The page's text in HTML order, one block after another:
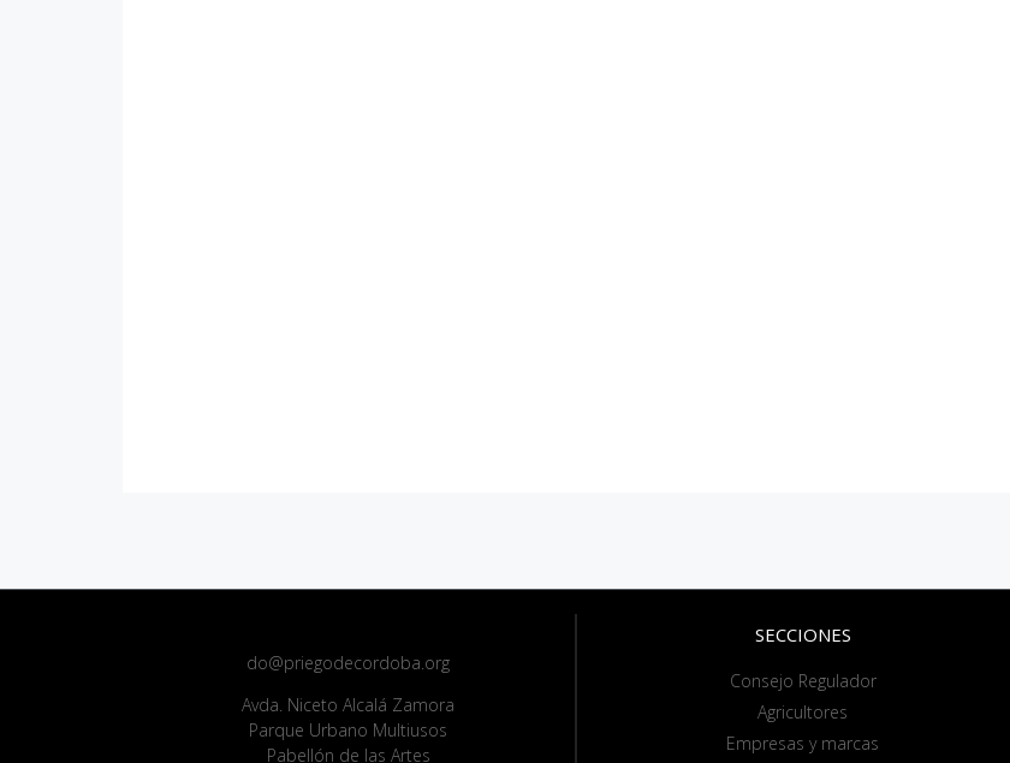
do@priegodecordoba.org
Avda. Niceto Alcalá Zamora
Parque Urbano Multiusos
Pabellón de las Artes
SECCIONES
Consejo Regulador
Agricultores
Empresas y marcas